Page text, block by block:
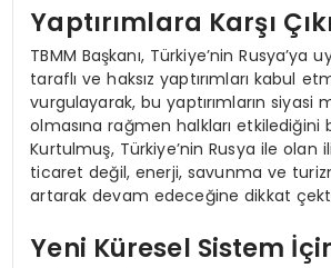
Yaptırımlara Karşı
TBMM Başkanı, Türkiye’nin Rusya’ya
taraflı ve haksız yaptırımları kabul
vurgulayarak, bu yaptırımların siyasi
olmasına rağmen halkları etkilediğini
Kurtulmuş, Türkiye’nin Rusya ile olan
ticaret değil, enerji, savunma ve
artarak devam edeceğine dikkat
Yeni Küresel Sistem